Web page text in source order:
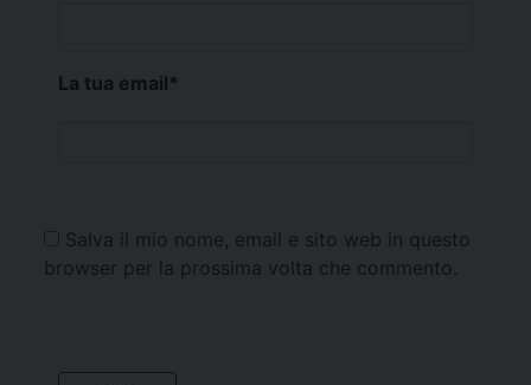
La tua email*
Salva il mio nome, email e sito web in questo
browser per la prossima volta che commento.